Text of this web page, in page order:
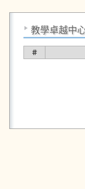
教學卓越中
＃